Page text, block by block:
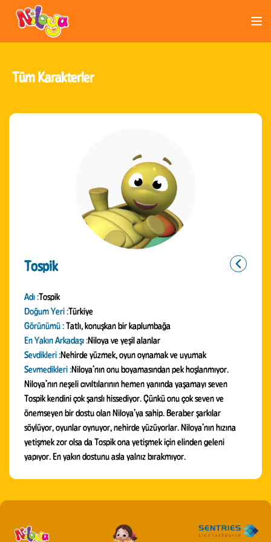
Tüm Karakterler
Tospik
Adı :Tospik
Doğum Yeri :Türkiye
Görünümü :Tatlı, konuşkan bir kaplumbağa
En Yakın Arkadaşı :Niloya ve yeşil alanlar
Sevdikleri :Nehirde yüzmek, oyun oynamak ve uyumak
Sevmedikleri :Niloya’nın onu boyamasından pek hoşlanmıyor.
Niloya’nın neşeli cıvıltılarının hemen yanında yaşamayı seven
Tospik kendini çok şanslı hissediyor. Çünkü onu çok seven ve
önemseyen bir dostu olan Niloya’ya sahip. Beraber şarkılar
söylüyor, oyunlar oynuyor, nehirde yüzüyorlar. Niloya’nın hızına
yetişmek zor olsa da Tospik ona yetişmek için elinden geleni
yapıyor. En yakın dostunu asla yalnız bırakmıyor.